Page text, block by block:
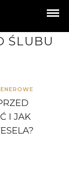
ŚLUBU
I JAK